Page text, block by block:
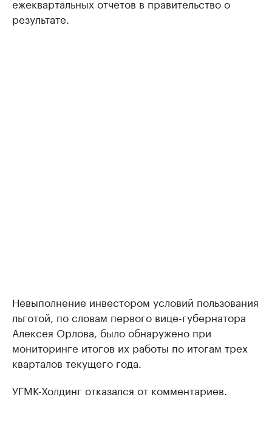
результате.
Невыполнение инвестором условий пользования
льготой, по словам первого вице-губернатора
Алексея Орлова, было обнаружено при
мониторинге итогов их работы по итогам трех
кварталов текущего года.
УГМК-Холдинг отказался от комментариев.